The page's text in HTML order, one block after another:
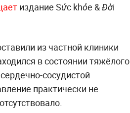
издание Sức khỏe & Đời
из частной клиники
в состоянии тяжёлого
сосудистой
практически не